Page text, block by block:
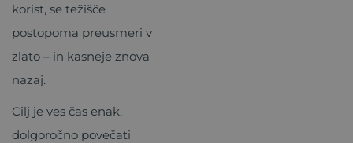
korist, se težišče
postopoma preusmeri v
zlato – in kasneje znova
nazaj.
Cilj je ves čas enak,
dolgoročno povečati